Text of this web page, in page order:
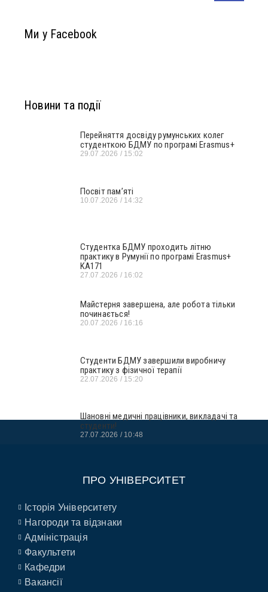
Ми у Facebook
Новини та події
Перейняття досвіду румунських колег
студенткою БДМУ по програмі Erasmus+
29.07.2026 15:02
Посвіт пам’яті
10.07.2026 14:32
Студентка БДМУ проходить літню
практику в Румунії по програмі Erasmus+
KA171
27.07.2026 16:02
Майстерня завершена, але робота тільки
починається!
20.07.2026 16:16
Студенти БДМУ завершили виробничу
практику з фізичної терапії
22.07.2026 15:20
Шановні медичні працівники, викладачі та
студенти!
27.07.2026 10:48
ПРО УНІВЕРСИТЕТ
Історія Університету
Нагороди та відзнаки
Адміністрація
Факультети
Кафедри
Вакансії